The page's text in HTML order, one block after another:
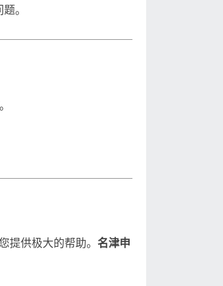
。
提供极大的帮助。名津申